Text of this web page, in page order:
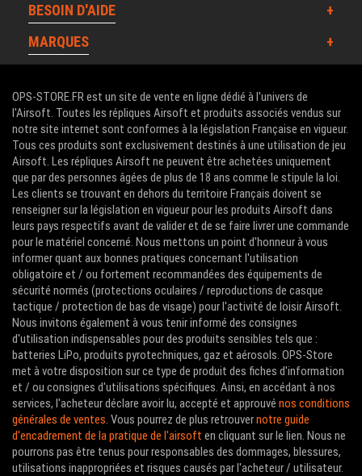
BESOIN D'AIDE
MARQUES
OPS-STORE.FR est un site de vente en ligne dédié à l'univers de
l'Airsoft. Toutes les répliques Airsoft et produits associés vendus sur
notre site internet sont conformes à la législation Française en vigueur.
Tous ces produits sont exclusivement destinés à une utilisation de jeu
Airsoft. Les répliques Airsoft ne peuvent être achetées uniquement
que par des personnes âgées de plus de 18 ans comme le stipule la loi.
Les clients se trouvant en dehors du territoire Français doivent se
renseigner sur la législation en vigueur pour les produits Airsoft dans
leurs pays respectifs avant de valider et de se faire livrer une commande
pour le matériel concerné. Nous mettons un point d'honneur à vous
informer quant aux bonnes pratiques concernant l'utilisation
obligatoire et / ou fortement recommandées des équipements de
sécurité normés (protections oculaires / reproductions de casque
tactique / protection de bas de visage) pour l'activité de loisir Airsoft.
Nous invitons également à vous tenir informé des consignes
d'utilisation indispensables pour des produits sensibles tels que :
batteries LiPo, produits pyrotechniques, gaz et aérosols. OPS-Store
met à votre disposition sur ce type de produit des fiches d'information
et / ou consignes d'utilisations spécifiques. Ainsi, en accédant à nos
services, l'acheteur déclare avoir lu, accepté et approuvé nos conditions
générales de ventes . Vous pourrez de plus retrouvernotre guide
d'encadrement de la pratique de l'airsoft en cliquant sur le lien. Nous ne
pourrons pas être tenus pour responsables des dommages, blessures,
utilisations inappropriées et risques causés par l'acheteur / utilisateur.